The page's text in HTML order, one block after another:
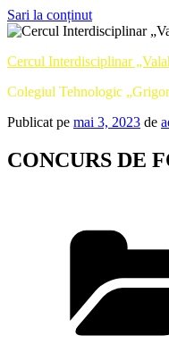
Sari la conținut
Cercul Interdisciplinar
Colegiul Tehnologic
Publicat pe mai 3, 2023 de
CONCURS DE